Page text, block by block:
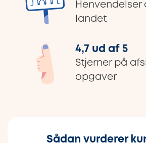
Henvendelser
landet
4,7 ud af 5
Stjerner på
opgaver
Sådan vurderer